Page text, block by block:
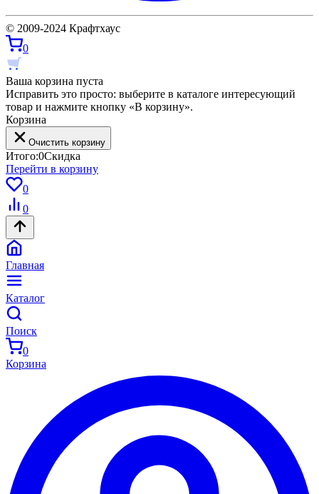
© 2009-2024 Крафтхаус
0
Ваша корзина пуста
Исправить это просто: выберите в каталоге интересующий
товар и нажмите кнопку «В корзину».
Корзина
Очистить корзину
Итого:0Скидка
Перейти в корзину
0
0
Главная
Каталог
Поиск
0
Корзина